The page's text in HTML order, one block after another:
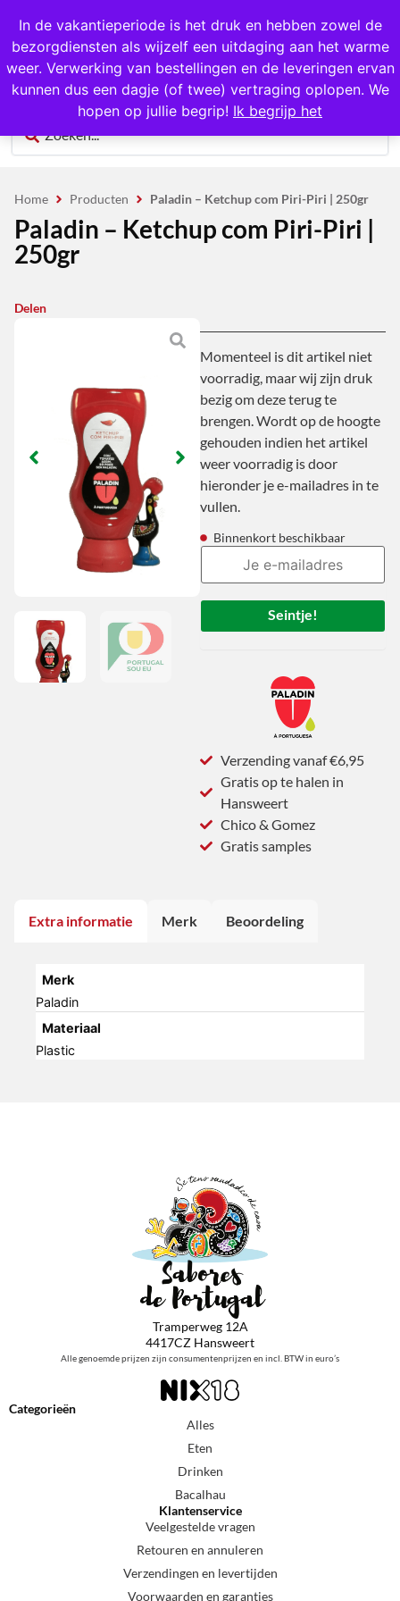
In de vakantieperiode is het druk en hebben zowel de
bezorgdiensten als wijzelf een uitdaging aan het warme
weer. Verwerking van bestellingen en de leveringen ervan
kunnen dus een dagje (of twee) vertraging oplopen. We
hopen op jullie begrip! Ik begrijp het
0
Home Producten Paladin – Ketchup com Piri-Piri | 250gr
Paladin – Ketchup com Piri-Piri |
250gr
Delen
Momenteel is dit artikel niet
voorradig, maar wij zijn druk
bezig om deze terug te
brengen. Wordt op de hoogte
gehouden indien het artikel
weer voorradig is door
hieronder je e-mailadres in te
vullen.
Binnenkort beschikbaar
Seintje!
Verzending vanaf €6,95
Gratis op te halen in
Hansweert
Chico & Gomez
Gratis samples
Extra informatie Merk Beoordeling
Merk
Paladin
Materiaal
Plastic
Tramperweg 12A
4417CZ Hansweert
Alle genoemde prijzen zijn consumentenprijzen en incl. BTW in euro’s
Categorieën
Alles
Eten
Drinken
Bacalhau
Klantenservice
Veelgestelde vragen
Retouren en annuleren
Verzendingen en levertijden
Voorwaarden en garanties